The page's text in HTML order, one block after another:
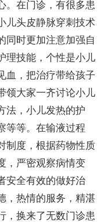
。在门诊，有很多患
儿头皮静脉穿刺技术
同时更加注意加强自
理技能，个性是小儿
血，把治疗带给孩子
领大家一齐讨论小儿
法，小儿发热的护
等等。在输液过程
制度，根据药物性质
，严密观察病情变
安全有效的做好治
，热情的服务，精湛
，换来了无数门诊患